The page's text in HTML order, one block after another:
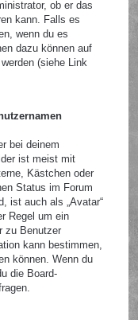
ob er das
kann. Falls es
wenn du es
dazu können auf
(siehe Link
bei deinem
ist meist mit
Kästchen oder
Status im Forum
ist auch als „Avatar“
Regel um ein
zu Benutzer
kann bestimmen,
können. Wenn du
die Board-